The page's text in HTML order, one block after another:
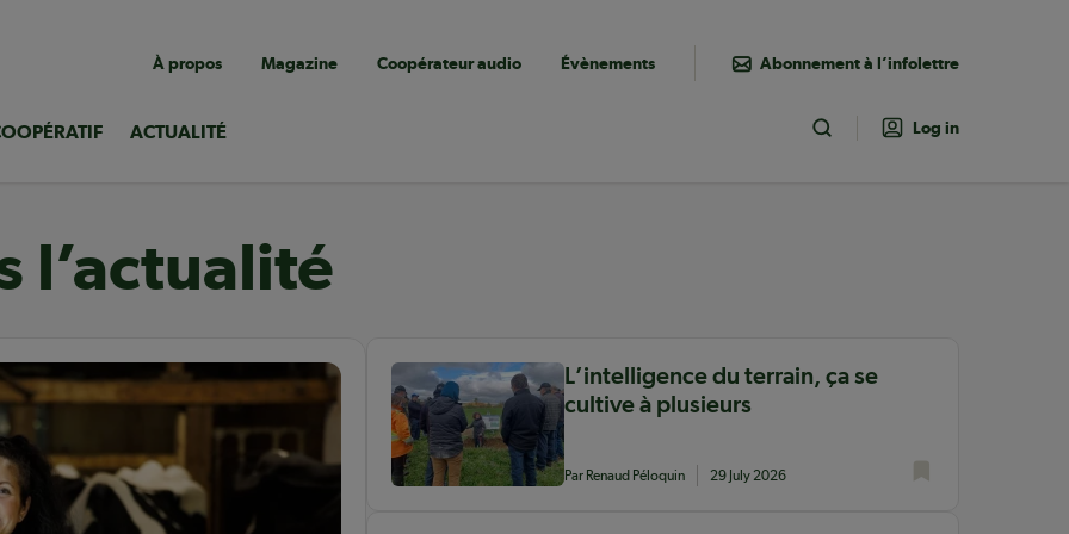
Navigation
utilitaire
À propos Magazine Coopérateur audio Évènements Abonnement à l’infolettre
ACTUALITÉ Toggle Search
Log in
l’actualité
L’intelligence du terrain, ça se
cultive à plusieurs
Par Renaud Péloquin 29 July 2026